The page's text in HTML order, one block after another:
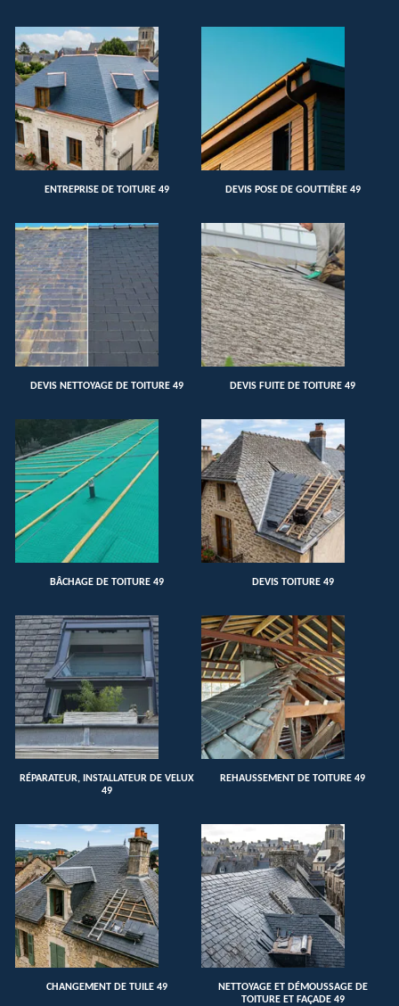
ENTREPRISE DE TOITURE 49 DEVIS POSE DE GOUTTIÈRE 49
DEVIS NETTOYAGE DE TOITURE 49 DEVIS FUITE DE TOITURE 49
BÂCHAGE DE TOITURE 49 DEVIS TOITURE 49
RÉPARATEUR, INSTALLATEUR DE VELUX
49
REHAUSSEMENT DE TOITURE 49
CHANGEMENT DE TUILE 49
NETTOYAGE ET DÉMOUSSAGE DE
TOITURE ET FAÇADE 49